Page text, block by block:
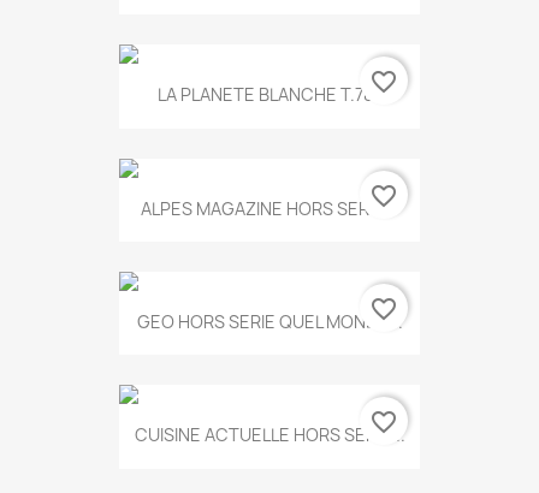
LA PLANETE BLANCHE T.785favorite_border
ALPES MAGAZINE HORS SERIE...
favorite_border
GEO HORS SERIE QUEL MONDE...
favorite_border
CUISINE ACTUELLE HORS SERIE...
favorite_border